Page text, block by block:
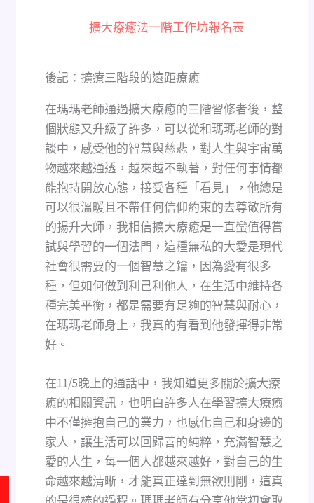
擴大療癒法一階工作坊報名表
後記：擴療三階段的遠距療癒
在瑪瑪老師通過擴大療癒的三階習修者後，整
個狀態又升級了許多，可以從和瑪瑪老師的對
談中，感受他的智慧與慈悲，對人生與宇宙萬
物越來越通透，越來越不執著，對任何事情都
能抱持開放心態，接受各種「看見」，他總是
可以很溫暖且不帶任何信仰約束的去尊敬所有
的揚升大師，我相信擴大療癒是一直蠻值得嘗
試與學習的一個法門，這種無私的大愛是現代
社會很需要的一個智慧之鑰，因為愛有很多
種，但如何做到利己利他人，在生活中維持各
種完美平衡，都是需要有足夠的智慧與耐心，
在瑪瑪老師身上，我真的有看到他發揮得非常
好。
在11/5晚上的通話中，我知道更多關於擴大療
癒的相關資訊，也明白許多人在學習擴大療癒
中不僅擁抱自己的業力，也感化自己和身邊的
家人，讓生活可以回歸善的純粹，充滿智慧之
愛的人生，每一個人都越來越好，對自己的生
命越來越清晰，才能真正達到無欲則剛，這真